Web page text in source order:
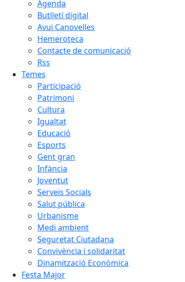
Agenda
Butlletí digital
Avui Canovelles
Hemeroteca
Contacte de comunicació
Rss
Temes
Participació
Patrimoni
Cultura
Igualtat
Educació
Esports
Gent gran
Infància
Joventut
Serveis Socials
Salut pública
Urbanisme
Medi ambient
Seguretat Ciutadana
Convivència i solidaritat
Dinamització Econòmica
Festa Major